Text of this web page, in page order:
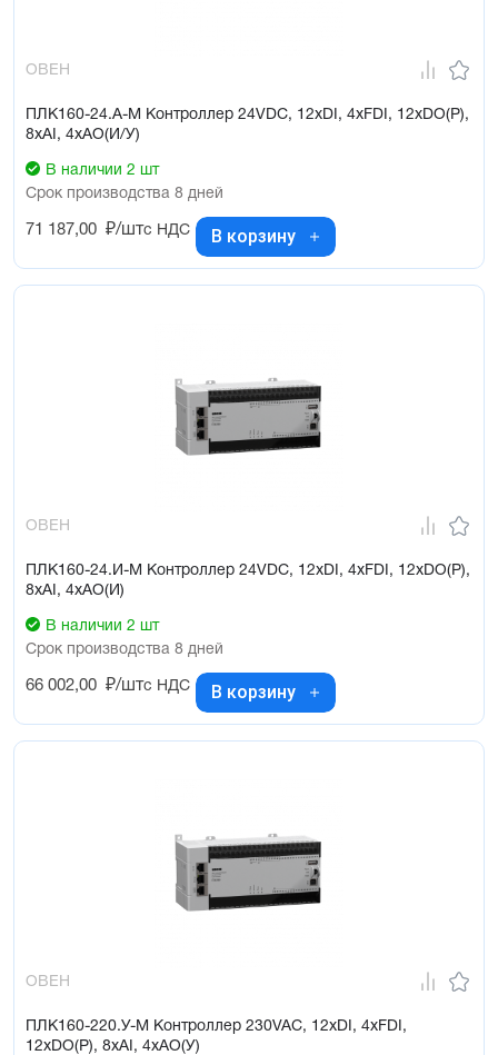
ОВЕН
ПЛК160-24.А-М Контроллер 24VDC, 12xDI, 4xFDI, 12xDO(Р),
8xAI, 4xAO(И/У)
В наличии 2 шт
Срок производства 8 дней
71 187,00 ₽/штс НДС В корзину
ОВЕН
ПЛК160-24.И-М Контроллер 24VDC, 12xDI, 4xFDI, 12xDO(Р),
8xAI, 4xAO(И)
В наличии 2 шт
Срок производства 8 дней
66 002,00 ₽/штс НДС В корзину
ОВЕН
ПЛК160-220.У-М Контроллер 230VAC, 12xDI, 4xFDI,
12xDO(Р), 8xAI, 4xAO(У)